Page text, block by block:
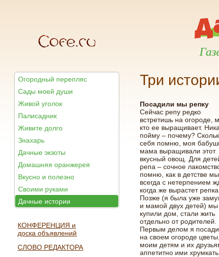
Огородный перепляс
Сады моей души
Живой уголок
Палисадник
Живите долго
Знахарь
Дачные экзоты
Домашняя оранжерея
Вкусно и полезно
Своими руками
Дачные истории
КОНФЕРЕНЦИЯ и
доска объявлений
СЛОВО РЕДАКТОРА
Три
Посадили мы репку
Сейчас репу редко
встретишь на огороде,
кто ее выращивает.
пойму – почему?
себя помню, моя
мама выращивали этот
вкусный овощ. Для
репа – сочное
помню, как в детстве мы
всегда с нетерпением
когда же вырастет
Позже (я была уже
и мамой двух детей) мы
купили дом, стали жить
отдельно от родителей.
Первым делом я
на своем огороде
моим детям и их
аппетитно ими